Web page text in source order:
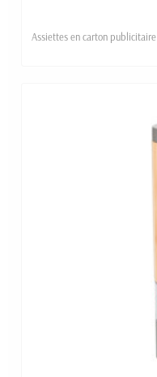
Assiettes en carton publicitaire